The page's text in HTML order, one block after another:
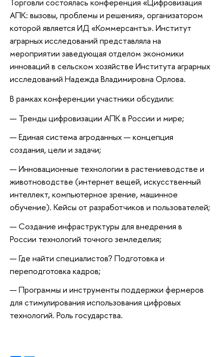
Торговли состоялась конференция «Цифровизация
АПК: вызовы, проблемы и решения», организатором
которой является ИД «Коммерсантъ». Институт
аграрных исследований представляла на
мероприятии заведующая отделом экономики
инноваций в сельском хозяйстве Института аграрных
исследований Надежда Владимировна Орлова.
В рамках конференции участники обсудили:
Тренды цифровизации АПК в России и мире;
Единая система агроданных — концепция
создания, цели и задачи;
Инновационные технологии в растениеводстве и
животноводстве (интернет вещей, искусственный
интеллект, компьютерное зрение, машинное
обучение). Кейсы от разработчиков и пользователей;
Создание инфраструктуры для внедрения в
России технологий точного земледелия;
Где найти специалистов? Подготовка и
переподготовка кадров;
Программы и инструменты поддержки фермеров
для стимулирования использования цифровых
технологий. Роль государства.